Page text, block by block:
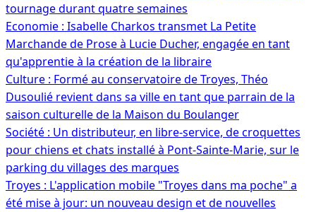
tournage durant quatre semaines
Economie : Isabelle Charkos transmet La Petite
Marchande de Prose à Lucie Ducher, engagée en tant
qu'apprentie à la création de la libraire
Culture : Formé au conservatoire de Troyes, Théo
Dusoulié revient dans sa ville en tant que parrain de la
saison culturelle de la Maison du Boulanger
Société : Un distributeur, en libre-service, de croquettes
pour chiens et chats installé à Pont-Sainte-Marie, sur le
parking du villages des marques
Troyes : L'application mobile "Troyes dans ma poche" a
été mise à jour: un nouveau design et de nouvelles